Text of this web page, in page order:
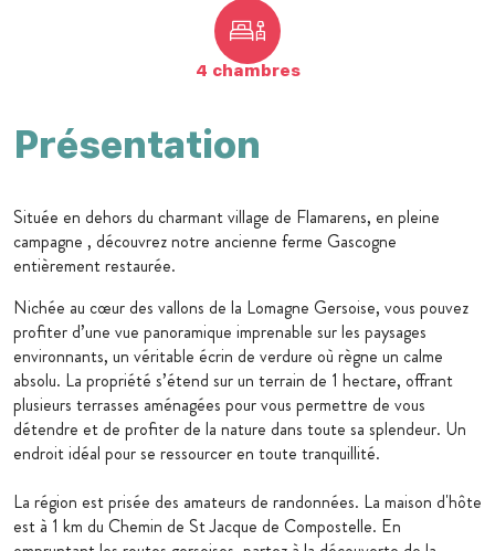
4 chambres
Présentation
Située en dehors du charmant village de Flamarens, en pleine
campagne , découvrez notre ancienne ferme Gascogne
entièrement restaurée.
Nichée au cœur des vallons de la Lomagne Gersoise, vous pouvez
profiter d’une vue panoramique imprenable sur les paysages
environnants, un véritable écrin de verdure où règne un calme
absolu. La propriété s’étend sur un terrain de 1 hectare, offrant
plusieurs terrasses aménagées pour vous permettre de vous
détendre et de profiter de la nature dans toute sa splendeur. Un
endroit idéal pour se ressourcer en toute tranquillité.
La région est prisée des amateurs de randonnées. La maison d'hôte
est à 1 km du Chemin de St Jacque de Compostelle. En